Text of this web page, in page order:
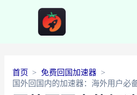
首页
免费回国加速器
国外回国内的加速器：海外用户必